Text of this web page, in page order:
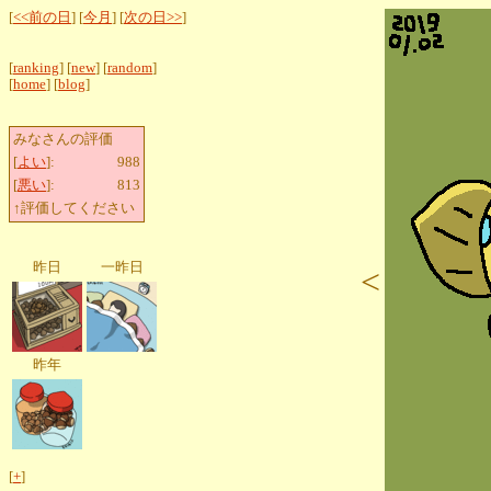
[<<前の日 ] [今月 ] [次の日>>]
[ranking] [new] [random]
[home] [blog]
みなさんの評価
[よい]:
988
[悪い]:
813
↑評価してください
昨日 一昨日
昨年
[+]
<